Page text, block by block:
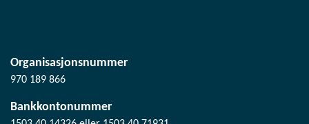
Organisasjonsnummer
970 189 866
Bankkontonummer